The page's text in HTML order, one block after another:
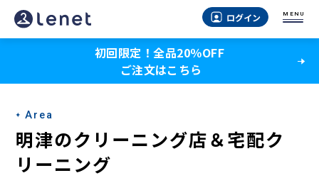
明
津
ク
リ
ー
ログイン MENU
初回限定！全品20％OFF
ご注文はこちら
Area
明津のクリーニング店＆宅配ク
リーニング